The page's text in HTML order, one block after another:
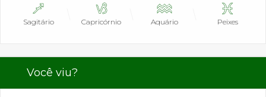
Sagitário Capricórnio Aquário Peixes
Você viu?